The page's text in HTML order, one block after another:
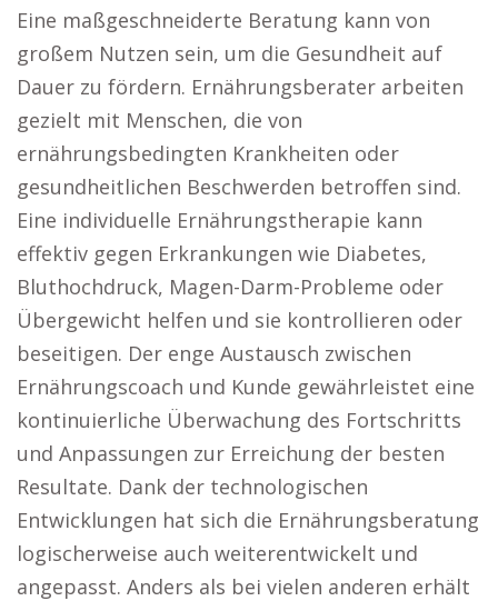
Eine maßgeschneiderte Beratung kann von
großem Nutzen sein, um die Gesundheit auf
Dauer zu fördern. Ernährungsberater arbeiten
gezielt mit Menschen, die von
ernährungsbedingten Krankheiten oder
gesundheitlichen Beschwerden betroffen sind.
Eine individuelle Ernährungstherapie kann
effektiv gegen Erkrankungen wie Diabetes,
Bluthochdruck, Magen-Darm-Probleme oder
Übergewicht helfen und sie kontrollieren oder
beseitigen. Der enge Austausch zwischen
Ernährungscoach und Kunde gewährleistet eine
kontinuierliche Überwachung des Fortschritts
und Anpassungen zur Erreichung der besten
Resultate. Dank der technologischen
Entwicklungen hat sich die Ernährungsberatung
logischerweise auch weiterentwickelt und
angepasst. Anders als bei vielen anderen erhält